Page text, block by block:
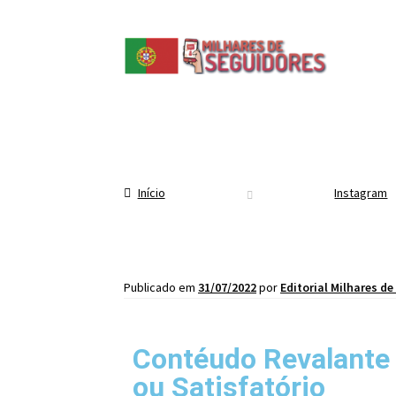
Início Instagram
Publicado em31/07/2022por Editorial Milhares de
Contéudo Revalante
ou Satisfatório